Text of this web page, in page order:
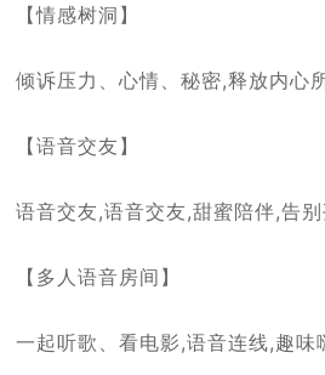
【情感树洞】
倾诉压力、心情、秘密,释放内心
【语音交友】
语音交友,语音交友,甜蜜陪伴,告别
【多人语音房间】
一起听歌、看电影,语音连线,趣味